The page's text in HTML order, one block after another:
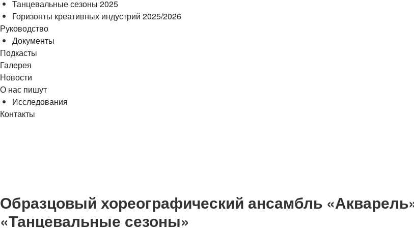
Танцевальные сезоны 2025
Горизонты креативных индустрий 2025/2026
Руководство
Документы
Подкасты
Галерея
Новости
О нас пишут
Исследования
Контакты
Образцовый хореографический ансамбль
«Танцевальные сезоны»